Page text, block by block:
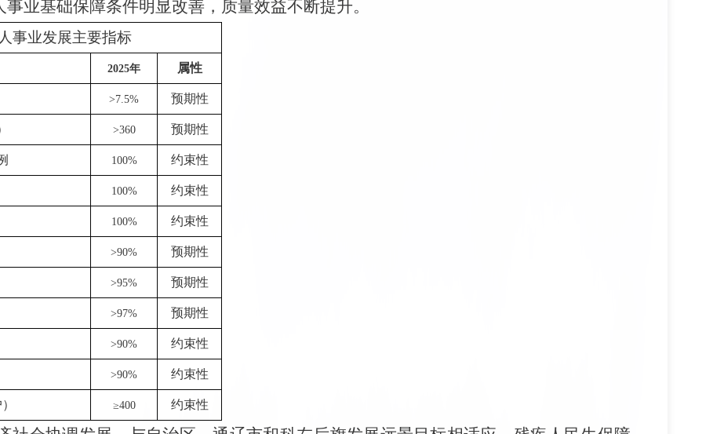
业基础保障条件明显改善，质量效益不断提升。
事业发展主要指标
2025年 属性
>7.5% 预期性
>360 预期性
100% 约束性
100% 约束性
100% 约束性
>90% 预期性
>95% 预期性
>97% 预期性
>90% 约束性
>90% 约束性
≥400 约束性